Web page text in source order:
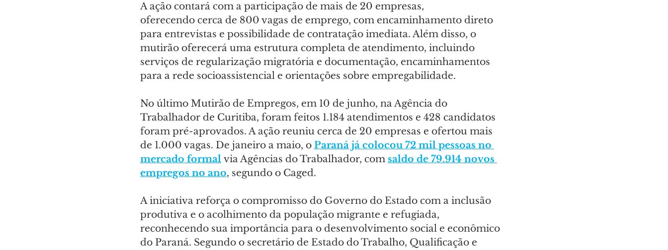
A ação contará com a participação de mais de 20 empresas,
oferecendo cerca de 800 vagas de emprego, com encaminhamento direto
para entrevistas e possibilidade de contratação imediata. Além disso, o
mutirão oferecerá uma estrutura completa de atendimento, incluindo
serviços de regularização migratória e documentação, encaminhamentos
para a rede socioassistencial e orientações sobre empregabilidade.
No último Mutirão de Empregos, em 10 de junho, na Agência do
Trabalhador de Curitiba, foram feitos 1.184 atendimentos e 428 candidatos
foram pré-aprovados. A ação reuniu cerca de 20 empresas e ofertou mais
de 1.000 vagas. De janeiro a maio, o Paraná já colocou 72 mil pessoas no
mercado formal via Agências do Trabalhador, com saldo de 79.914 novos
empregos no ano, segundo o Caged.
A iniciativa reforça o compromisso do Governo do Estado com a inclusão
produtiva e o acolhimento da população migrante e refugiada,
reconhecendo sua importância para o desenvolvimento social e econômico
do Paraná. Segundo o secretário de Estado do Trabalho, Qualificação e